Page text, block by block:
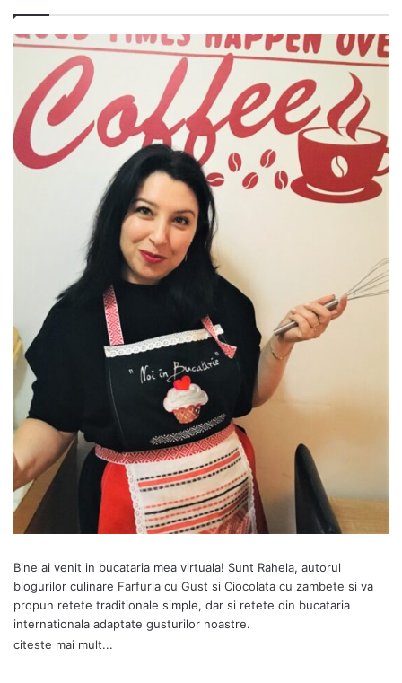
Bine ai venit in bucataria mea virtuala! Sunt Rahela, autorul
blogurilor culinare Farfuria cu Gust si Ciocolata cu zambete si va
propun retete traditionale simple, dar si retete din bucataria
internationala adaptate gusturilor noastre.
citeste mai mult...